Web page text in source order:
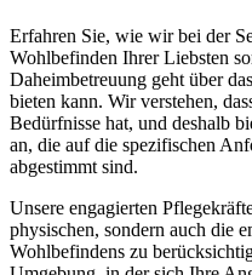
Erfahren Sie, wie wir bei der
Wohlbefinden Ihrer Liebsten
Daheimbetreuung geht über
bieten kann. Wir verstehen,
Bedürfnisse hat, und deshalb
an, die auf die spezifischen
abgestimmt sind.
Unsere engagierten
physischen, sondern auch die
Wohlbefindens zu